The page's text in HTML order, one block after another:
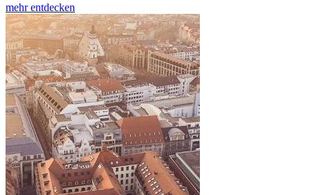
mehr entdecken